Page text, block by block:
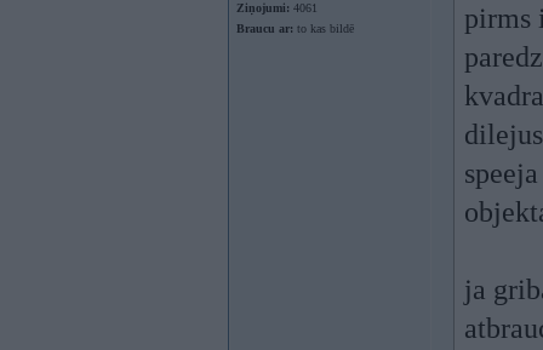
Ziņojumi: 4061
Braucu ar: to kas bildē
pirms
ja